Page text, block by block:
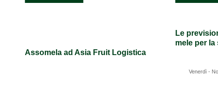
Assomela ad Asia Fruit Logistica
Le
mele per la
Venerdì -